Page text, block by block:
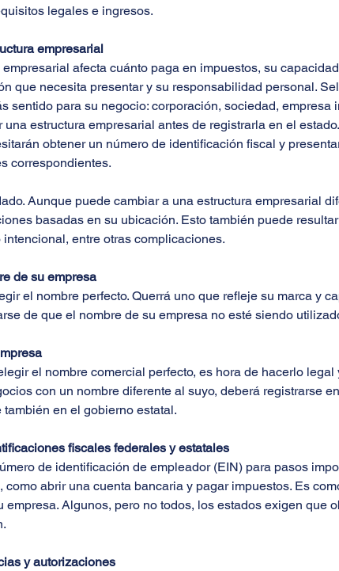
legales e ingresos.
empresarial
afecta cuánto paga en impuestos, su
que necesita presentar y su responsabilidad personal.
sentido para su negocio: corporación, sociedad, empresa
una estructura empresarial antes de registrarla en el
obtener un número de identificación fiscal y
correspondientes.
Aunque puede cambiar a una estructura empresarial
basadas en su ubicación. Esto también puede
entre otras complicaciones.
de su empresa
el nombre perfecto. Querrá uno que refleje su marca y
de que el nombre de su empresa no esté siendo
el nombre comercial perfecto, es hora de hacerlo legal
con un nombre diferente al suyo, deberá registrarse
también en el gobierno estatal.
fiscales federales y estatales
de identificación de empleador (EIN) para pasos
como abrir una cuenta bancaria y pagar impuestos. Es
empresa. Algunos, pero no todos, los estados exigen que
y autorizaciones